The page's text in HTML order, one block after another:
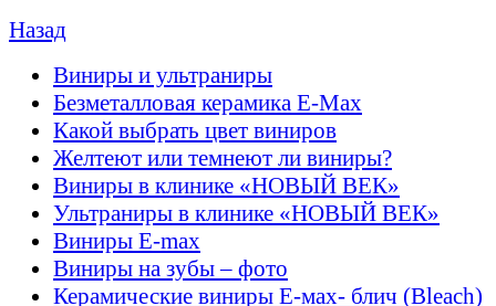
Назад
Виниры и ультраниры
Безметалловая керамика E-Max
Какой выбрать цвет виниров
Желтеют или темнеют ли виниры?
Виниры в клинике «НОВЫЙ ВЕК»
Ультраниры в клинике «НОВЫЙ ВЕК»
Виниры E-max
Виниры на зубы – фото
Керамические виниры E-мах- блич (Bleach)